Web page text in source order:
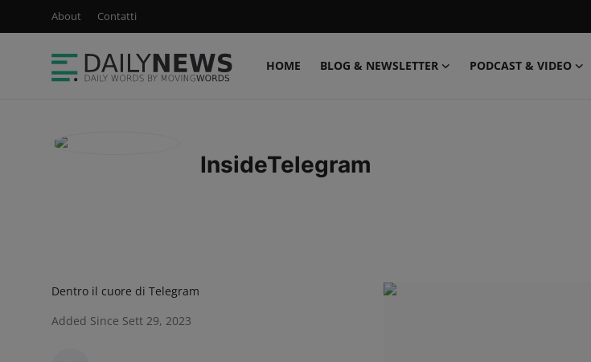
About Contatti
HOME BLOG & NEWSLETTER PODCAST & VIDEO
InsideTelegram
Dentro il cuore di Telegram
Added Since Sett 29, 2023